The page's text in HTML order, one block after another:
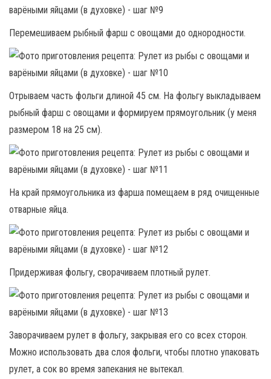
Перемешиваем рыбный фарш с овощами до однородности.
Отрываем часть фольги длиной 45 см. На фольгу выкладываем
рыбный фарш с овощами и формируем прямоугольник (у меня
размером 18 на 25 см).
На край прямоугольника из фарша помещаем в ряд очищенные
отварные яйца.
Придерживая фольгу, сворачиваем плотный рулет.
Заворачиваем рулет в фольгу, закрывая его со всех сторон.
Можно использовать два слоя фольги, чтобы плотно упаковать
рулет, а сок во время запекания не вытекал.